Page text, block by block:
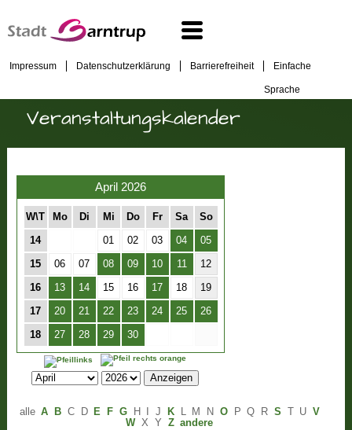
Impressum Datenschutzerklärung Barrierefreiheit Einfache
Sprache
Veranstaltungskalender
April 2026
W\T Mo Di Mi Do Fr Sa So
14 01 02 03 04 05
15 06 07 08 09 10 11 12
16 13 14 15 16 17 18 19
17 20 21 22 23 24 25 26
18 27 28 29 30
alle A B C D E F G H J K L M N O P Q R S U V
W X Y Z andere